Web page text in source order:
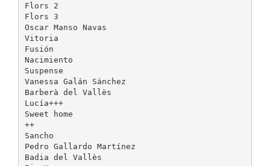
Flors 2
Flors 3
Oscar Manso Navas
Vitoria
Fusión
Nacimiento
Suspense
Vanessa Galán Sánchez
Barberà del Vallès
Lucía+++
Sweet home
++
Sancho
Pedro Gallardo Martínez
Badia del Vallès